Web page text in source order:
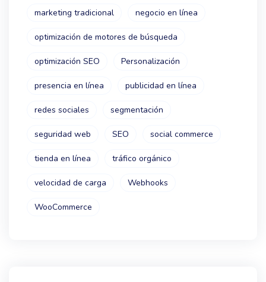
marketing tradicional negocio en línea
optimización de motores de búsqueda
optimización SEO Personalización
presencia en línea publicidad en línea
redes sociales segmentación
seguridad web SEO social commerce
tienda en línea tráfico orgánico
velocidad de carga Webhooks
WooCommerce